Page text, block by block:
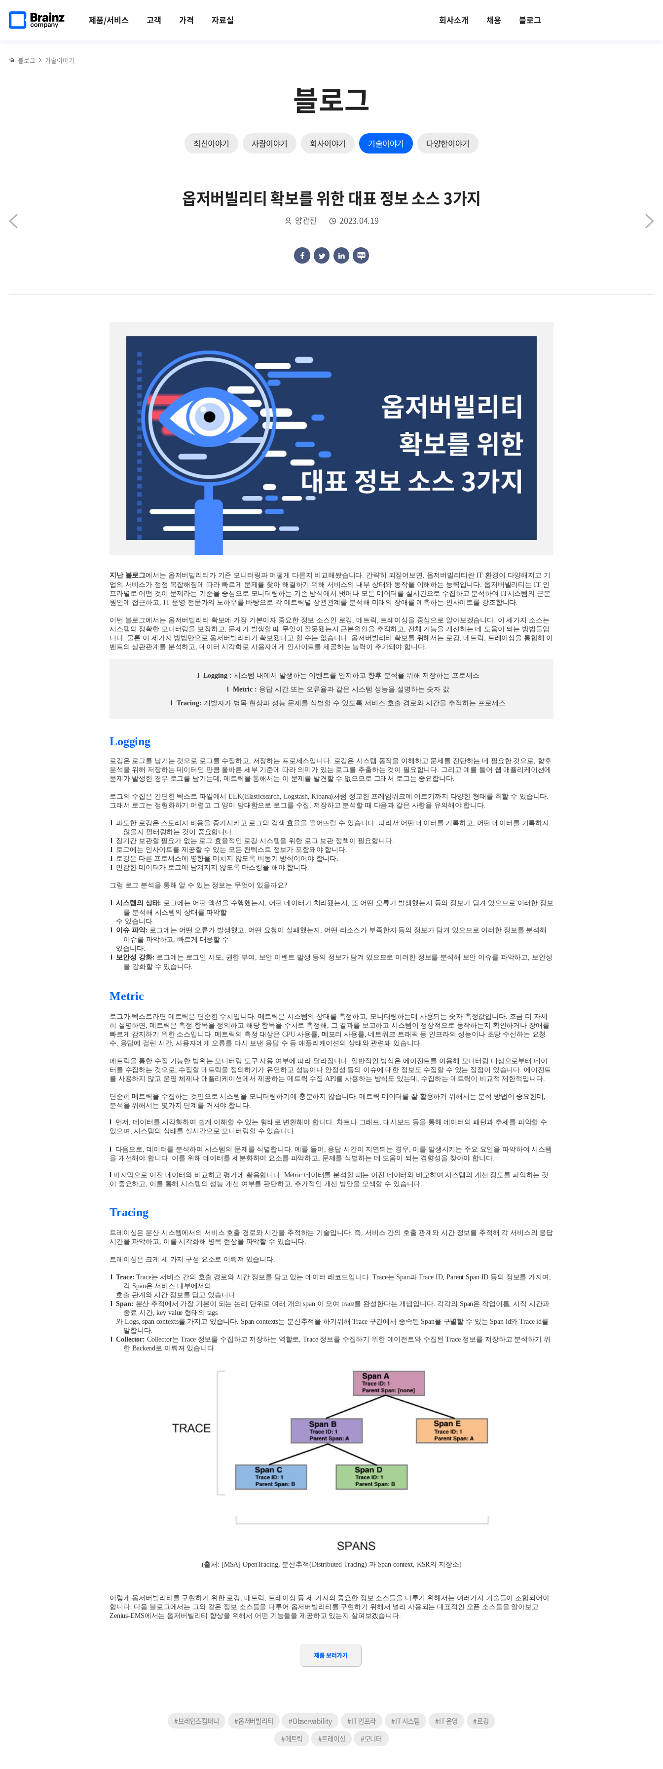
건너뛰기
제품/서비스 고객 가격 자료실 회사소개 채용 블로그
페이지로
블로그 기술이야기
블로그
최신이야기 사람이야기 회사이야기 기술이야기 다양한이야기
솔루션
'Zenius
CC인증
옵저버빌리티 확보를 위한 대표 정보 소스 3가지
양관진 2023.04.19
공유하기
공유하기
공유하기
공유하기
향상을
위한
지난 블로그에서는 옵저버빌리티가 기존 모니터링과 어떻게 다른지 비교해봤습니다. 간략히 되짚어보면, 옵저버빌리티란IT 환경이 다양해지고 기
업의 서비스가 점점 복잡해짐에 따라 빠르게 문제를 찾아 해결하기 위해 서비스의 내부 상태와 동작을 이해하는 능력입니다. 옵저버빌리티는 IT 인
프라별로 어떤 것이 문제라는 기준을 중심으로 모니터링하는 기존 방식에서 벗어나 모든 데이터를 실시간으로 수집하고 분석하여 IT시스템의 근본
원인에 접근하고, IT 운영 전문가의 노하우를 바탕으로 각 메트릭별 상관관계를 분석해 미래의 장애를 예측하는 인사이트를 강조합니다.
이번 블로그에서는 옵저버빌리티 확보에 가장 기본이자 중요한 정보 소스인 로깅,메트릭, 트레이싱을 중심으로 알아보겠습니다. 이 세가지 소스는
시스템의 정확한 모니터링을 보장하고, 문제가 발생할 때 무엇이 잘못됐는지 근본원인을 추적하고, 전체 기능을 개선하는 데 도움이 되는 방법들입
니다. 물론 이 세가지 방법만으로 옵저버빌리티가 확보됐다고 할 수는 없습니다. 옵저버빌리티 확보를 위해서는 로깅,메트릭, 트레이싱을 통합해 이
벤트의 상관관계를 분석하고, 데이터 시각화로 사용자에게 인사이트를 제공하는 능력이 추가돼야 합니다.
l Logging : 시스템 내에서 발생하는 이벤트를 인지하고 향후 분석을 위해 저장하는 프로세스
l Metric : 응답 시간 또는 오류율과 같은 시스템 성능을 설명하는 숫자 값
l Tracing: 개발자가 병목 현상과 성능 문제를 식별할 수 있도록 서비스 호출 경로와 시간을 추적하는 프로세스
Logging
로깅은 로그를 남기는 것으로 로그를 수집하고, 저장하는 프로세스입니다. 로깅은 시스템 동작을 이해하고 문제를 진단하는 데 필요한 것으로, 향후
분석을 위해 저장하는 데이터인 만큼 올바른 세부 기준에 따라 의미가 있는 로그를 추출하는 것이 필요합니다. 그리고 예를 들어 웹 애플리케이션에
문제가 발생한 경우 로그를 남기는데,메트릭을 통해서는 이 문제를 발견할 수 없으므로 그래서 로그는 중요합니다.
로그의 수집은 간단한 텍스트 파일에서 ELK(Elasticsearch, Logstash, Kibana)처럼 정교한 프레임워크에 이르기까지 다양한 형태를 취할 수 있습니다.
그래서 로그는 정형화하기 어렵고 그 양이 방대함으로 로그를 수집, 저장하고 분석할 때 다음과 같은 사항을 유의해야 합니다.
l 과도한 로깅은 스토리지 비용을 증가시키고 로그의 검색 효율을 떨어뜨릴 수 있습니다. 따라서 어떤 데이터를 기록하고, 어떤 데이터를 기록하지
않을지 필터링하는 것이 중요합니다.
l 장기간 보관할 필요가 없는 로그 효율적인 로깅 시스템을 위한 로그 보관 정책이 필요합니다.
l 로그에는 인사이트를 제공할 수 있는 모든 컨텍스트 정보가 포함돼야 합니다.
l 로깅은 다른 프로세스에 영향을 미치지 않도록 비동기 방식이어야 합니다.
l 민감한 데이터가 로그에 남겨지지 않도록 마스킹을 해야 합니다.
그럼 로그 분석을 통해 알 수 있는 정보는 무엇이 있을까요?
l 시스템의 상태: 로그에는 어떤 액션을 수행했는지, 어떤 데이터가 처리됐는지, 또 어떤 오류가 발생했는지 등의 정보가 담겨 있으므로 이러한 정보
를 분석해 시스템의 상태를 파악할
수 있습니다.
l 이슈 파악: 로그에는 어떤 오류가 발생했고, 어떤 요청이 실패했는지, 어떤 리소스가 부족한지 등의 정보가 담겨 있으므로 이러한 정보를 분석해
이슈를 파악하고, 빠르게 대응할 수
있습니다.
l 보안성 강화: 로그에는 로그인 시도, 권한 부여, 보안 이벤트 발생 등의 정보가 담겨 있으므로 이러한 정보를 분석해 보안 이슈를 파악하고, 보안성
을 강화할 수 있습니다.
Metric
로그가 텍스트라면 메트릭은 단순한 수치입니다. 메트릭은 시스템의 상태를 측정하고, 모니터링하는데 사용되는 숫자 측정값입니다. 조금 더 자세
히 설명하면, 메트릭은 측정 항목을 정의하고 해당 항목을 수치로 측정해, 그 결과를 보고하고 시스템이 정상적으로 동작하는지 확인하거나 장애를
빠르게 감지하기 위한 소스입니다.메트릭의 측정 대상은 CPU사용률, 메모리 사용률, 네트워크 트래픽 등 인프라의 성능이나 초당 수신하는 요청
수, 응답에 걸린 시간,사용자에게 오류를 다시 보낸 응답 수 등 애플리케이션의 상태와 관련돼 있습니다.
메트릭을 통한 수집 가능한 범위는 모니터링 도구 사용 여부에 따라 달라집니다. 일반적인 방식은 에이전트를 이용해 모니터링 대상으로부터 데이
터를 수집하는 것으로, 수집할 메트릭을 정의하기가 유연하고 성능이나 안정성 등의 이슈에 대한 정보도 수집할 수 있는 장점이 있습니다. 에이전트
를 사용하지 않고 운영 체제나 애플리케이션에서 제공하는 메트릭 수집 API를 사용하는 방식도 있는데, 수집하는 메트릭이 비교적 제한적입니다.
단순히 메트릭을 수집하는 것만으로 시스템을 모니터링하기에 충분하지 않습니다.메트릭 데이터를 잘 활용하기 위해서는 분석 방법이 중요한데,
분석을 위해서는 몇가지 단계를 거쳐야 합니다.
l 먼저,데이터를 시각화하여 쉽게 이해할 수 있는 형태로 변환해야 합니다. 차트나 그래프, 대시보드 등을 통해 데이터의 패턴과 추세를 파악할 수
있으며,시스템의 상태를 실시간으로 모니터링할 수 있습니다.
l 다음으로, 데이터를 분석하여 시스템의 문제를 식별합니다.예를 들어, 응답 시간이 지연되는 경우, 이를 발생시키는 주요 요인을 파악하여 시스템
을 개선해야 합니다. 이를 위해 데이터를 세분화하여 요소를 파악하고, 문제를 식별하는 데 도움이 되는 경향성을 찾아야 합니다.
l 마지막으로 이전 데이터와 비교하고 평가에 활용합니다. Metric 데이터를 분석할 때는 이전 데이터와 비교하여 시스템의 개선 정도를 파악하는 것
이 중요하고, 이를 통해 시스템의 성능 개선 여부를 판단하고, 추가적인 개선 방안을 모색할 수 있습니다.
Tracing
트레이싱은 분산 시스템에서의 서비스 호출 경로와 시간을 추적하는 기술입니다. 즉, 서비스 간의 호출 관계와 시간 정보를 추적해 각 서비스의 응답
시간을 파악하고, 이를 시각화해 병목 현상을 파악할 수 있습니다.
트레이싱은 크게 세 가지 구성 요소로 이뤄져 있습니다.
l Trace: Trace는 서비스 간의 호출 경로와 시간 정보를 담고 있는 데이터 레코드입니다. Trace는 Span과Trace ID, Parent Span ID 등의 정보를 가지며,
각 Span은 서비스 내부에서의
호출 관계와 시간 정보를 담고 있습니다.
l Span: 분산 추적에서 가장 기본이 되는 논리 단위로 여러 개의 span 이 모여trace를 완성한다는 개념입니다. 각각의 Span은 작업이름,시작 시간과
종료 시간, key value 형태의 tags
와Logs, span contexts를 가지고 있습니다. Span contexts는 분산추적을 하기위해 Trace 구간에서 종속된 Span을 구별할 수 있는 Span id와 Trace id를
말합니다.
l Collector: Collector는Trace 정보를 수집하고 저장하는 역할로, Trace 정보를 수집하기 위한 에이전트와 수집된 Trace 정보를 저장하고 분석하기 위
한 Backend로 이뤄져 있습니다.
(출처: [MSA] OpenTracing, 분산추적(Distributed Tracing) 과Span context, KSR의 저장소)
이렇게 옵저버빌리티를 구현하기 위한 로깅, 매트릭, 트레이싱 등 세 가지의 중요한 정보 소스들을 다루기 위해서는 여러가지 기술들이 조합되어야
합니다. 다음 블로그에서는 그와 같은 정보 소스들을 다루어 옵저버빌리티를 구현하기 위해서 널리 사용되는 대표적인 오픈 소스들을 알아보고
Zenius-EMS에서는 옵저버빌리티 향상을 위해서 어떤 기능들을 제공하고 있는지 살펴보겠습니다.
#브레인즈컴퍼니 #옵저버빌리티 #Observability #IT 인프라 #IT 시스템 #IT 운영
#로깅
#메트릭
#트레이싱 #모니터